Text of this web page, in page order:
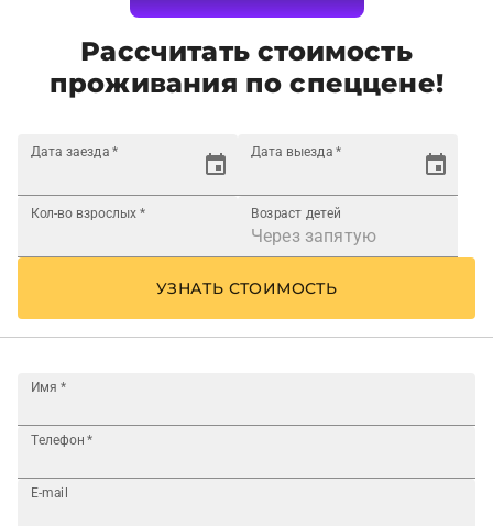
Рассчитать стоимость
проживания по спеццене!
Дата заезда * Дата выезда *
Кол-во взрослых * Возраст детей
УЗНАТЬ СТОИМОСТЬ
Имя *
Телефон *
E-mail